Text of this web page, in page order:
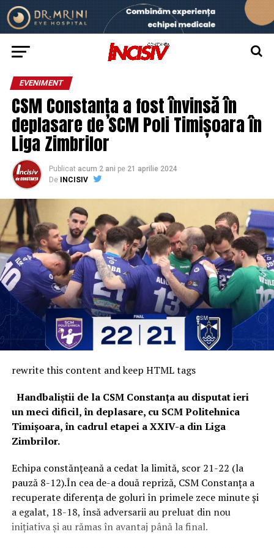
EVENIMENT
CSM Constanța a fost învinsă în
deplasare de SCM Poli Timișoara în
Liga Zimbrilor
Publicat acum 2 ani pe 21 aprilie 2024
De
INCISIV
rewrite this content and keep HTML tags
Handbaliștii de la CSM Constanța au disputat ieri
un meci dificil, în deplasare, cu SCM Politehnica
Timișoara, în cadrul etapei a XXIV-a din Liga
Zimbrilor.
Echipa constănțeană a cedat la limită, scor 21-22 (la
pauză 8-12).În cea de-a două repriză, CSM Constanța a
recuperate diferența de goluri în primele zece minute și
a egalat, 18-18, însă adversarii au preluat din nou
inițiativa și au rămas în avantaj până la final.